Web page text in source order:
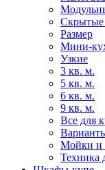
Скрытые
Размер
Мини-
Узкие
3 кв. м.
5 кв. м.
6 кв. м.
9 кв. м.
Все для
Мойки и
Техника